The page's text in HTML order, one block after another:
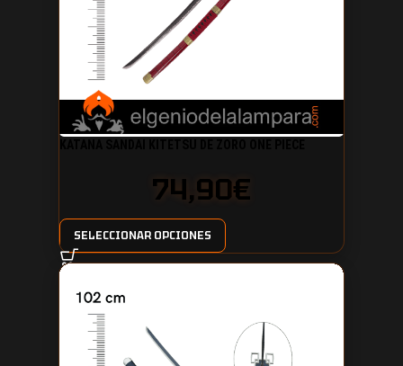
74,90€
SELECCIONAR OPCIONES